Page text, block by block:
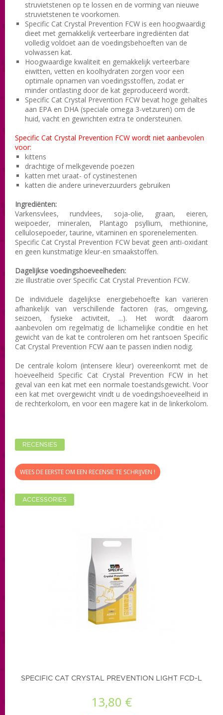
struvietstenen op te lossen en de vorming van nieuwe
struvietstenen te voorkomen.
Specific Cat Crystal Prevention FCW is een hoogwaardig
dieet met gemakkelijk verteerbare ingrediënten dat
volledig voldoet aan de voedingsbehoeften van de
volwassen kat.
Hoogwaardige kwaliteit en gemakkelijk verteerbare
eiwitten, vetten en koolhydraten zorgen voor een
optimale opnamen van voedingsstoffen, zodat er
minder ontlasting door de kat geproduceerd wordt.
Specific Cat Crystal Prevention FCW bevat hoge gehaltes
aan EPA en DHA (speciale omega 3-vetzuren) om de
huid, vacht en gewrichten extra te ondersteunen.
Specific Cat Crystal Prevention FCW wordt niet aanbevolen
voor:
kittens
drachtige of melkgevende poezen
katten met uraat- of cystinestenen
katten die andere urineverzuurders gebruiken
Ingrediënten:
Varkensvlees,
rundvlees, soja-olie, graan, eieren,
weipoeder, mineralen, Plantago psyllium,
methionine,
cellulosepoeder, taurine, vitaminen en sporenelementen.
Specific Cat Crystal Prevention FCW bevat geen anti-oxidant
en geen kunstmatige kleur-en smaakstoffen.
Dagelijkse voedingshoeveelheden:
zie illustratie over Specific Cat Crystal Prevention FCW .
De individuele
dagelijkse energiebehoefte
kan variëren
afhankelijk van
verschillende factoren (ras, omgeving,
seizoen,
fysieke activiteit, ...). Het
wordt daarom
aanbevolen om regelmatig de lichamelijke conditie en het
gewicht van de katte controleren om het rantsoen Specific
Cat Crystal Prevention FCW aan te passen indien nodig.
De centrale kolom (intensere kleur) overeenkomt met de
hoeveelheid Specific Cat Crystal Prevention FCW in het
geval van een kat met een normale toestandsgewicht. Voor
een kat met overgewicht vindt u de voedingshoeveelheid in
de rechterkolom, en voor een magere kat in de linkerkolom.
RECENSIES
WEES DE EERSTE OM EEN RECENSIE TE SCHRIJVEN !
ACCESSORIES
SPECIFIC CAT CRYSTAL PREVENTION LIGHT FCD-L
13,80 €